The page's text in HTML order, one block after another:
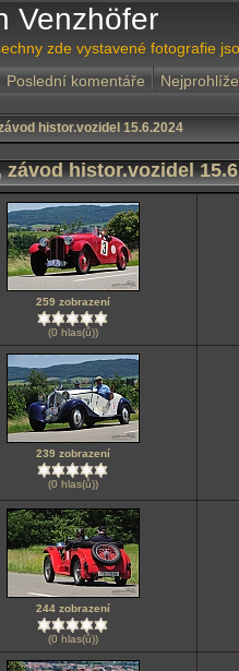
Venzhöfer
zde vystavené fotografie
Poslední komentáře
histor.vozidel 15.6.2024
histor.vozidel
259 zobrazení
(0 hlas(ů))
239 zobrazení
(0 hlas(ů))
244 zobrazení
(0 hlas(ů))